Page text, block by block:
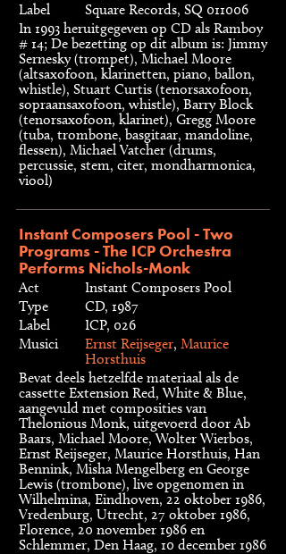
Label
Square Records, SQ 011006
In 1993 heruitgegeven op CD als Ramboy
# 14; De bezetting op dit album is: Jimmy
Sernesky (trompet), Michael Moore
(altsaxofoon, klarinetten, piano, ballon,
whistle), Stuart Curtis (tenorsaxofoon,
sopraansaxofoon, whistle), Barry Block
(tenorsaxofoon, klarinet), Gregg Moore
(tuba, trombone, basgitaar, mandoline,
flessen), Michael Vatcher (drums,
percussie, stem, citer, mondharmonica,
viool)
Instant Composers Pool - Two
Programs - The ICP Orchestra
Performs Nichols-Monk
Act
Instant Composers Pool
Type
CD, 1987
Label
ICP, 026
Musici
Ernst Reijseger, Maurice
Horsthuis
Bevat deels hetzelfde materiaal als de
cassette Extension Red, White & Blue,
aangevuld met composities van
Thelonious Monk, uitgevoerd door Ab
Baars, Michael Moore, Wolter Wierbos,
Ernst Reijseger, Maurice Horsthuis, Han
Bennink, Misha Mengelberg en George
Lewis (trombone), live opgenomen in
Wilhelmina, Eindhoven, 22 oktober 1986,
Vredenburg, Utrecht, 27 oktober 1986,
Florence, 20 november 1986 en
Schlemmer, Den Haag, 10 december 1986